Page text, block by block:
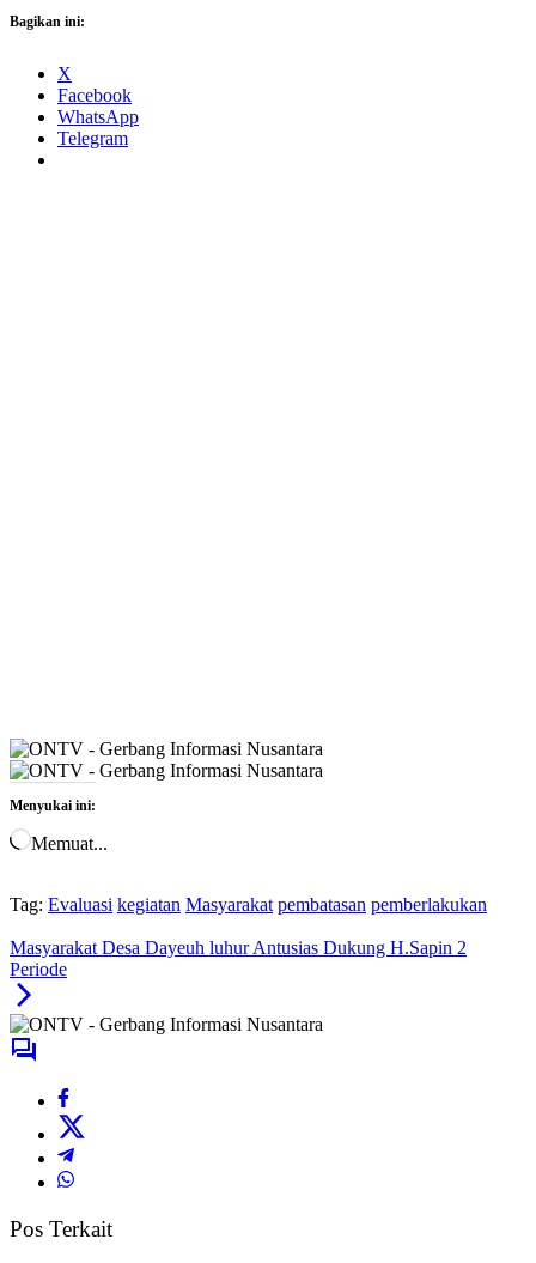
Bagikan ini:
X
Facebook
WhatsApp
Telegram
Menyukai ini:
Memuat...
Tag: Evaluasi kegiatan Masyarakat pembatasan pemberlakukan
Masyarakat Desa Dayeuh luhur Antusias Dukung H.Sapin 2
Periode
Pos Terkait